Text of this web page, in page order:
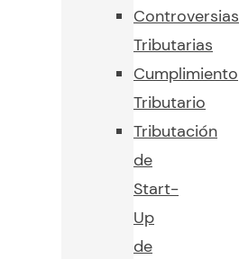
Controversias
Tributarias
Cumplimiento
Tributario
Tributación
de
Start-
Up
de